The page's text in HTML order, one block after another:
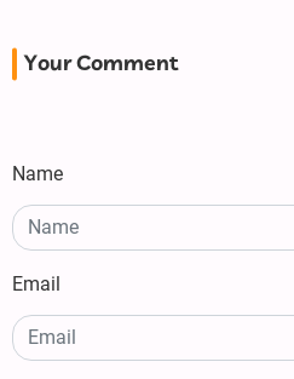
Your Comment
Name
Email